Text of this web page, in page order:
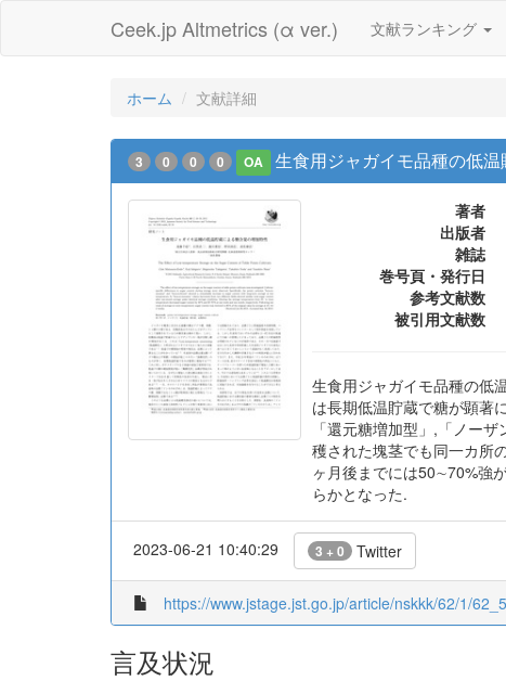
Ceek.jp Altmetrics (α ver.) 文献ランキング
ホーム 文献詳細
3 0 0 0 OA 生食用ジャガイモ品種の低
著者
出版者
雑誌
巻号頁・発行日
参考文献数
被引用文献数
生食用ジャガイモ品種の低
は長期低温貯蔵で糖が顕著
「還元糖増加型」,「ノー
穫された塊茎でも同一カ所
ヶ月後までには50∼70%強
らかとなった.
2023-06-21 10:40:29 3 + 0 Twitter
https://www.jstage.jst.go.jp/article/nskkk/62/1/
言及状況